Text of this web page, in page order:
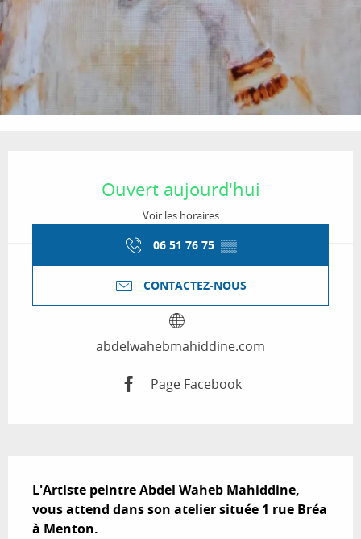
Ouvert aujourd'hui
Voir les horaires
06 51 76 75 ▒▒
CONTACTEZ-NOUS
abdelwahebmahiddine.com
Page Facebook
L'Artiste peintre Abdel Waheb Mahiddine,
vous attend dans son atelier située 1 rue Bréa
à Menton.